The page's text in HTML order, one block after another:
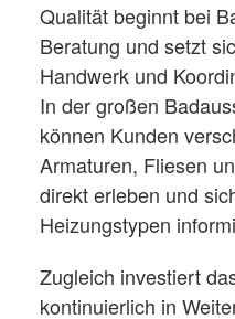
Qualität beginnt bei
Beratung und setzt
Handwerk und
In der großen
können Kunden
Armaturen, Fliesen
direkt erleben und
Heizungstypen
Zugleich investiert
kontinuierlich in